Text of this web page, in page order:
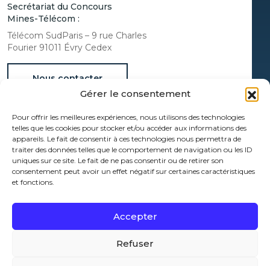
Gérer le consentement
Pour offrir les meilleures expériences, nous utilisons des technologies
telles que les cookies pour stocker et/ou accéder aux informations des
appareils. Le fait de consentir à ces technologies nous permettra de
traiter des données telles que le comportement de navigation ou les ID
uniques sur ce site. Le fait de ne pas consentir ou de retirer son
consentement peut avoir un effet négatif sur certaines caractéristiques
et fonctions.
Accepter
Refuser
Secrétariat du Concours
Mines-Télécom :
Télécom SudParis – 9 rue Charles
Fourier 91011 Évry Cedex
Nous contacter
Espace Presse
Protection des données à caractère personnel
Mentions légales
Administrateur
Politique de cookies (UE)
[wt_cli_manage_consent]